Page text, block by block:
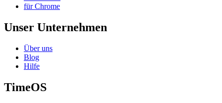
für Chrome
Unser Unternehmen
Über uns
Blog
Hilfe
TimeOS